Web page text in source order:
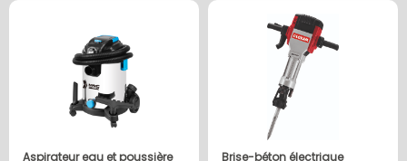
Aspirateur eau et poussière
Brise-béton électrique